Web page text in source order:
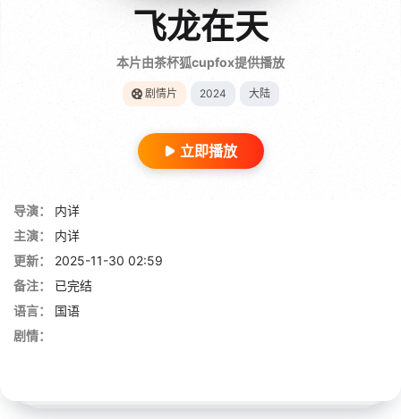
飞龙在天
本片由茶杯狐cupfox提供播放
剧情片 2024 大陆
立即播放
导演：
内详
主演：
内详
更新：
2025-11-30 02:59
备注：
已完结
语言：
国语
剧情：